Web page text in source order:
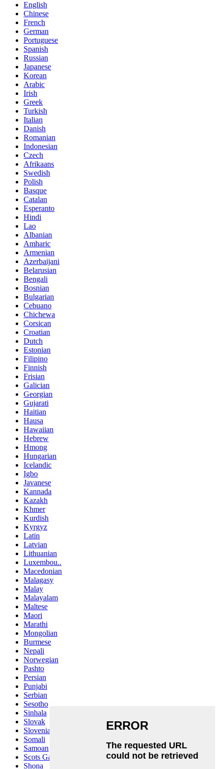
English
Chinese
French
German
Portuguese
Spanish
Russian
Japanese
Korean
Arabic
Irish
Greek
Turkish
Italian
Danish
Romanian
Indonesian
Czech
Afrikaans
Swedish
Polish
Basque
Catalan
Esperanto
Hindi
Lao
Albanian
Amharic
Armenian
Azerbaijani
Belarusian
Bengali
Bosnian
Bulgarian
Cebuano
Chichewa
Corsican
Croatian
Dutch
Estonian
Filipino
Finnish
Frisian
Galician
Georgian
Gujarati
Haitian
Hausa
Hawaiian
Hebrew
Hmong
Hungarian
Icelandic
Igbo
Javanese
Kannada
Kazakh
Khmer
Kurdish
Kyrgyz
Latin
Latvian
Lithuanian
Luxembou..
Macedonian
Malagasy
Malay
Malayalam
Maltese
Maori
Marathi
Mongolian
Burmese
Nepali
Norwegian
Pashto
Persian
Punjabi
Serbian
Sesotho
Sinhala
Slovak
Slovenian
Somali
Samoan
Scots Gaelic
Shona